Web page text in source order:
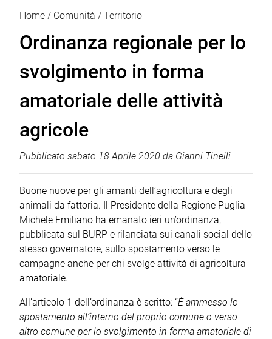
Home Comunità Territorio
Ordinanza regionale per lo
svolgimento in forma
amatoriale delle attività
agricole
Pubblicato sabato 18 Aprile 2020 da Gianni Tinelli
Buone nuove per gli amanti dell’agricoltura e degli
animali da fattoria. Il Presidente della Regione Puglia
Michele Emiliano ha emanato ieri un’ordinanza,
pubblicata sul BURP e rilanciata sui canali social dello
stesso governatore, sullo spostamento verso le
campagne anche per chi svolge attività di agricoltura
amatoriale.
All’articolo 1 dell’ordinanza è scritto: “È ammesso lo
spostamento all’interno del proprio comune o verso
altro comune per lo svolgimento in forma amatoriale di